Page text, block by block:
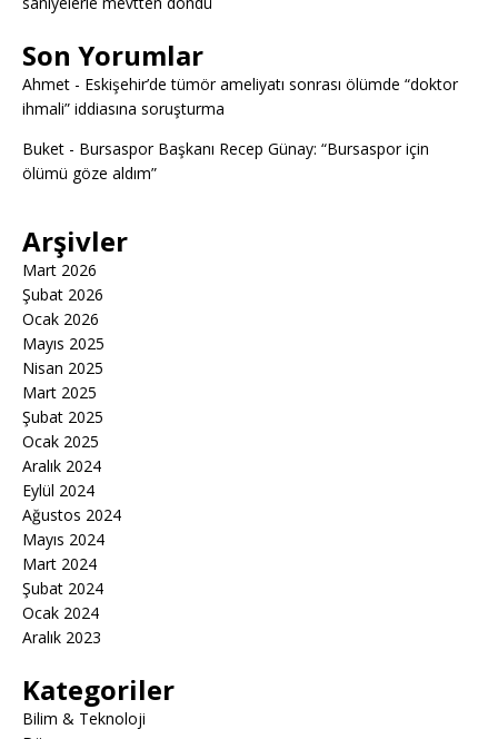
Son Yorumlar
Ahmet - Eskişehir’de tümör ameliyatı sonrası ölümde “doktor
ihmali” iddiasına soruşturma
Buket - Bursaspor Başkanı Recep Günay: “Bursaspor için
ölümü göze aldım”
Arşivler
Mart 2026
Şubat 2026
Ocak 2026
Mayıs 2025
Nisan 2025
Mart 2025
Şubat 2025
Ocak 2025
Aralık 2024
Eylül 2024
Ağustos 2024
Mayıs 2024
Mart 2024
Şubat 2024
Ocak 2024
Aralık 2023
Kategoriler
Bilim & Teknoloji